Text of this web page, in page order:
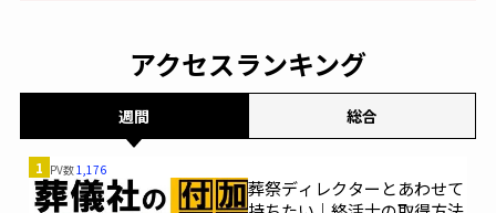
アクセスランキング
週間 総合
1 PV数1,176
葬祭ディレクターとあわせて